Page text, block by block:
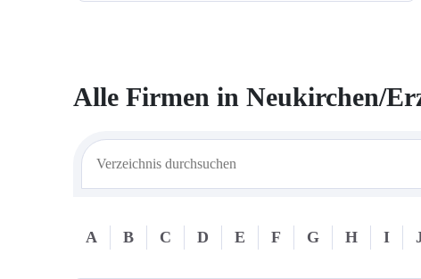
Alle Firmen in Neukirchen/
A B C D E F G H I